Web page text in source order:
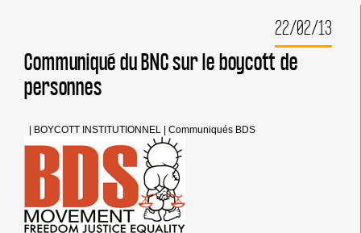
22/02/13
Communiqué du BNC sur le boycott de
personnes
BOYCOTT INSTITUTIONNEL |Communiqués BDS